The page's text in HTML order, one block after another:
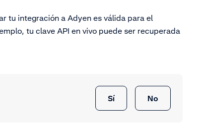
tu integración a Adyen es válida para el
tu clave API en vivo puede ser recuperada
Sí No